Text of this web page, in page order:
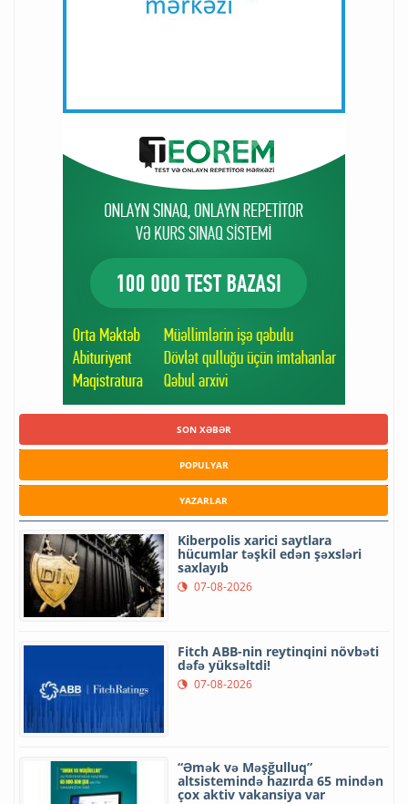
SON XƏBƏR
POPULYAR
YAZARLAR
Kiberpolis xarici saytlara
hücumlar təşkil edən şəxsləri
saxlayıb
07-08-2026
Fitch ABB-nin reytinqini növbəti
dəfə yüksəltdi!
07-08-2026
“Əmək və Məşğulluq”
altsistemində hazırda 65 mindən
çox aktiv vakansiya var